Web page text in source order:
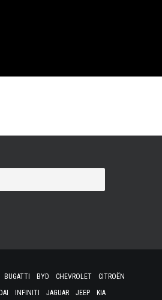
BUGATTI BYD CHEVROLET
CITROËN
INFINITI JAGUAR JEEP
KIA